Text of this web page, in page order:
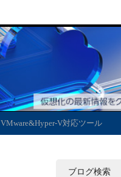
VMware&Hyper-V対応ツール
ブログ検索